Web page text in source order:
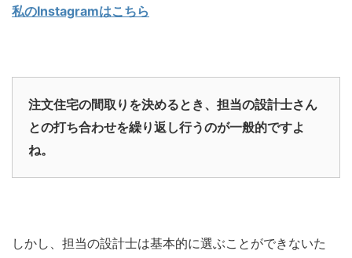
私のInstagramはこちら
注文住宅の間取りを決めるとき、 担当の設計士さん
との打ち合わせを繰り返し行うのが一般的ですよ
ね。
しかし、担当の設計士は基本的に選ぶことができないた